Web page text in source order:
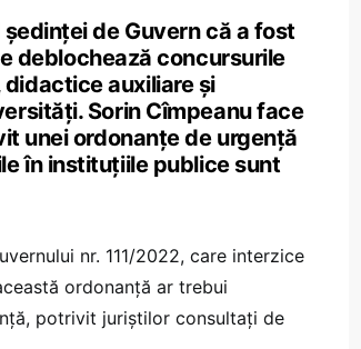
de Guvern că a fost
deblochează concursurile
auxiliare și
Sorin Cîmpeanu face
unei ordonanțe de urgență
în instituțiile publice sunt
nr. 111/2022, care interzice
ordonanță ar trebui
potrivit juriștilor consultați de